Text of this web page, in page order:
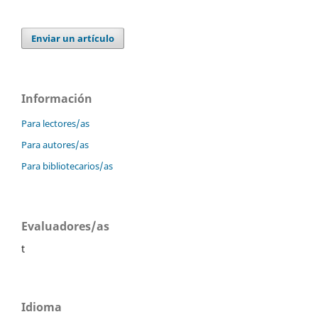
Enviar un artículo
Información
Para lectores/as
Para autores/as
Para bibliotecarios/as
Evaluadores/as
t
Idioma